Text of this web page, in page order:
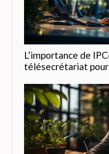
L’importance de
télésecrétariat